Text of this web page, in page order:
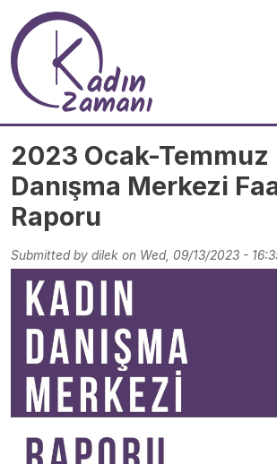
Skip to main content
2023 Ocak-Temmuz
Danışma Merkezi
Raporu
Submitted by dilek on Wed, 09/13/2023 -